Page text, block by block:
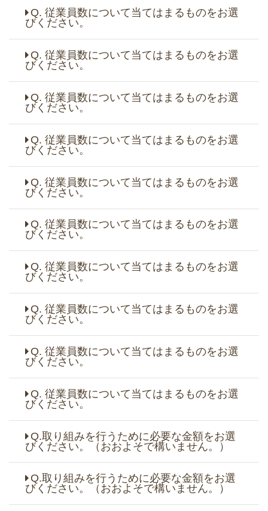
Q. 従業員数について当てはまるものをお選
びください。
Q. 従業員数について当てはまるものをお選
びください。
Q. 従業員数について当てはまるものをお選
びください。
Q. 従業員数について当てはまるものをお選
びください。
Q. 従業員数について当てはまるものをお選
びください。
Q. 従業員数について当てはまるものをお選
びください。
Q. 従業員数について当てはまるものをお選
びください。
Q. 従業員数について当てはまるものをお選
びください。
Q. 従業員数について当てはまるものをお選
びください。
Q. 従業員数について当てはまるものをお選
びください。
Q.取り組みを行うために必要な金額をお選
びください。（おおよそで構いません。）
Q.取り組みを行うために必要な金額をお選
びください。（おおよそで構いません。）